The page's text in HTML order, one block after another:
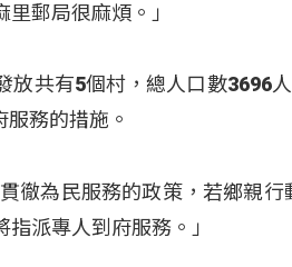
郵局很麻煩。」
放共有5個村，總人口數3696
務的措施。
徹為民服務的政策，若鄉親
派專人到府服務。」